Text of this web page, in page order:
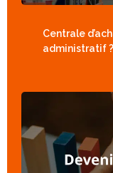
Centrale
administratif